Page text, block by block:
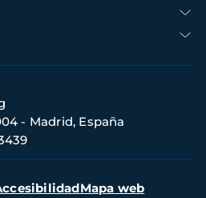
- Madrid, España
Mapa web